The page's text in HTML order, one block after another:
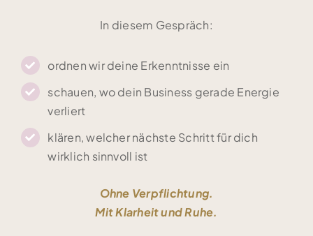
In diesem Gespräch:
ordnen wir deine Erkenntnisse ein
schauen, wo dein Business gerade Energie
verliert
klären, welcher nächste Schritt für dich
wirklich sinnvoll ist
Ohne Verpflichtung.
Mit Klarheit und Ruhe.